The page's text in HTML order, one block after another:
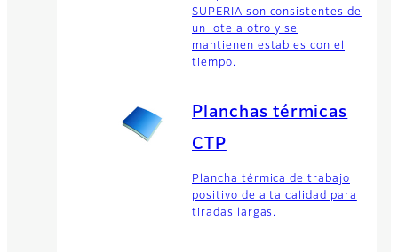
SUPERIA son consistentes de
un lote a otro y se
mantienen estables con el
tiempo.
Planchas térmicas
CTP
Plancha térmica de trabajo
positivo de alta calidad para
tiradas largas.